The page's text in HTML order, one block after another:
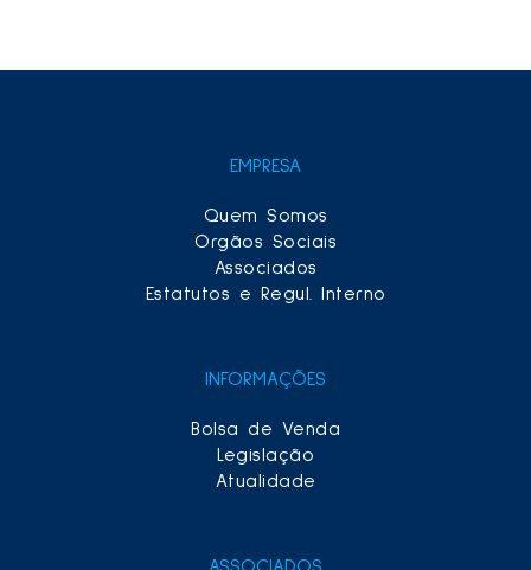
EMPRESA
Quem Somos
Orgãos Sociais
Associados
Estatutos e Regul. Interno
INFORMAÇÕES
Bolsa de Venda
Legislação
Atualidade